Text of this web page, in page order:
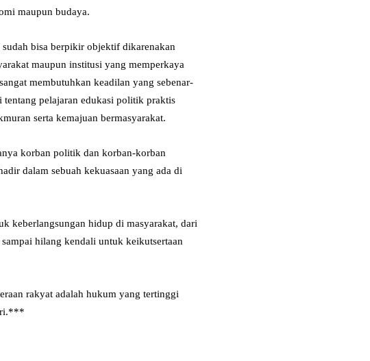
maupun budaya.
bisa berpikir objektif dikarenakan
maupun institusi yang memperkaya
membutuhkan keadilan yang sebenar-
pelajaran edukasi politik praktis
serta kemajuan bermasyarakat.
korban politik dan korban-korban
dalam sebuah kekuasaan yang ada di
keberlangsungan hidup di masyarakat, dari
hilang kendali untuk keikutsertaan
rakyat adalah hukum yang tertinggi